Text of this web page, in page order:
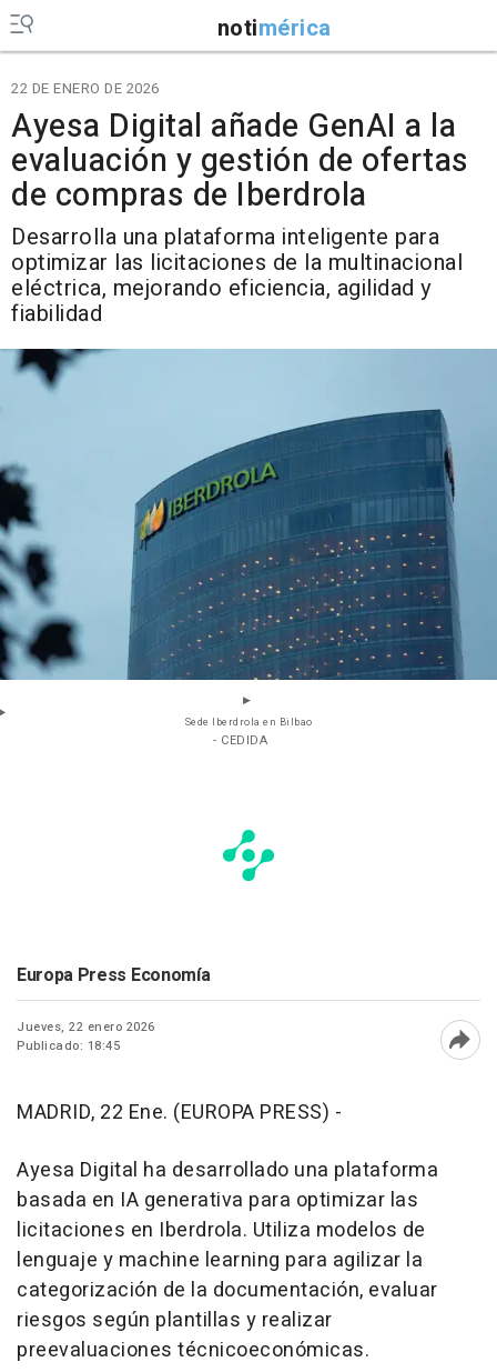
notimérica
22 DE ENERO DE 2026
Ayesa Digital añade GenAI a la
evaluación y gestión de ofertas
de compras de Iberdrola
Desarrolla una plataforma inteligente para
optimizar las licitaciones de la multinacional
eléctrica, mejorando eficiencia, agilidad y
fiabilidad
Sede Iberdrola en Bilbao
- CEDIDA
Europa Press Economía
Jueves, 22 enero 2026
Publicado: 18:45
MADRID, 22 Ene. (EUROPA PRESS) -
Ayesa Digital ha desarrollado una plataforma
basada en IA generativa para optimizar las
licitaciones en Iberdrola. Utiliza modelos de
lenguaje y machine learning para agilizar la
categorización de la documentación, evaluar
riesgos según plantillas y realizar
preevaluaciones técnicoeconómicas.